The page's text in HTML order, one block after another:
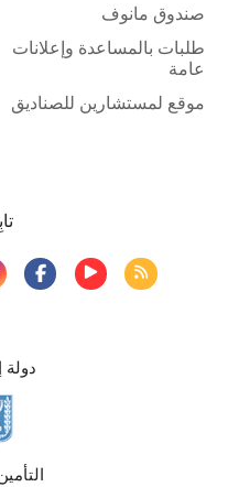
صندوق مانوف
طلبات بالمساعدة وإعلانات
عامة
موقع لمستشارين للصناديق
دولة